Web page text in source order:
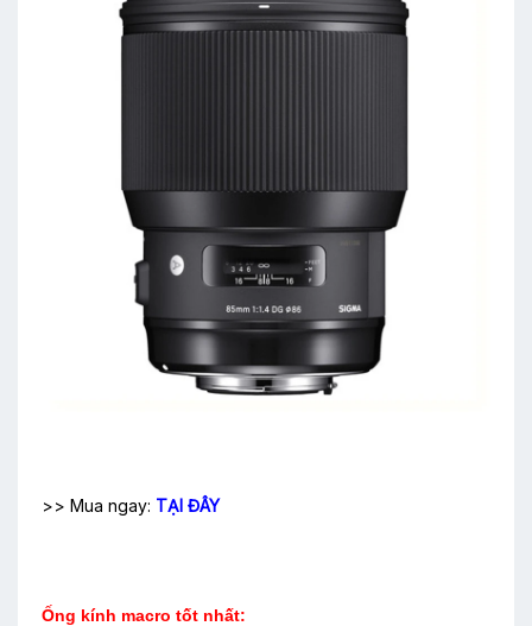
>> Mua ngay: TẠI ĐÂY
Ống kính macro tốt nhất: